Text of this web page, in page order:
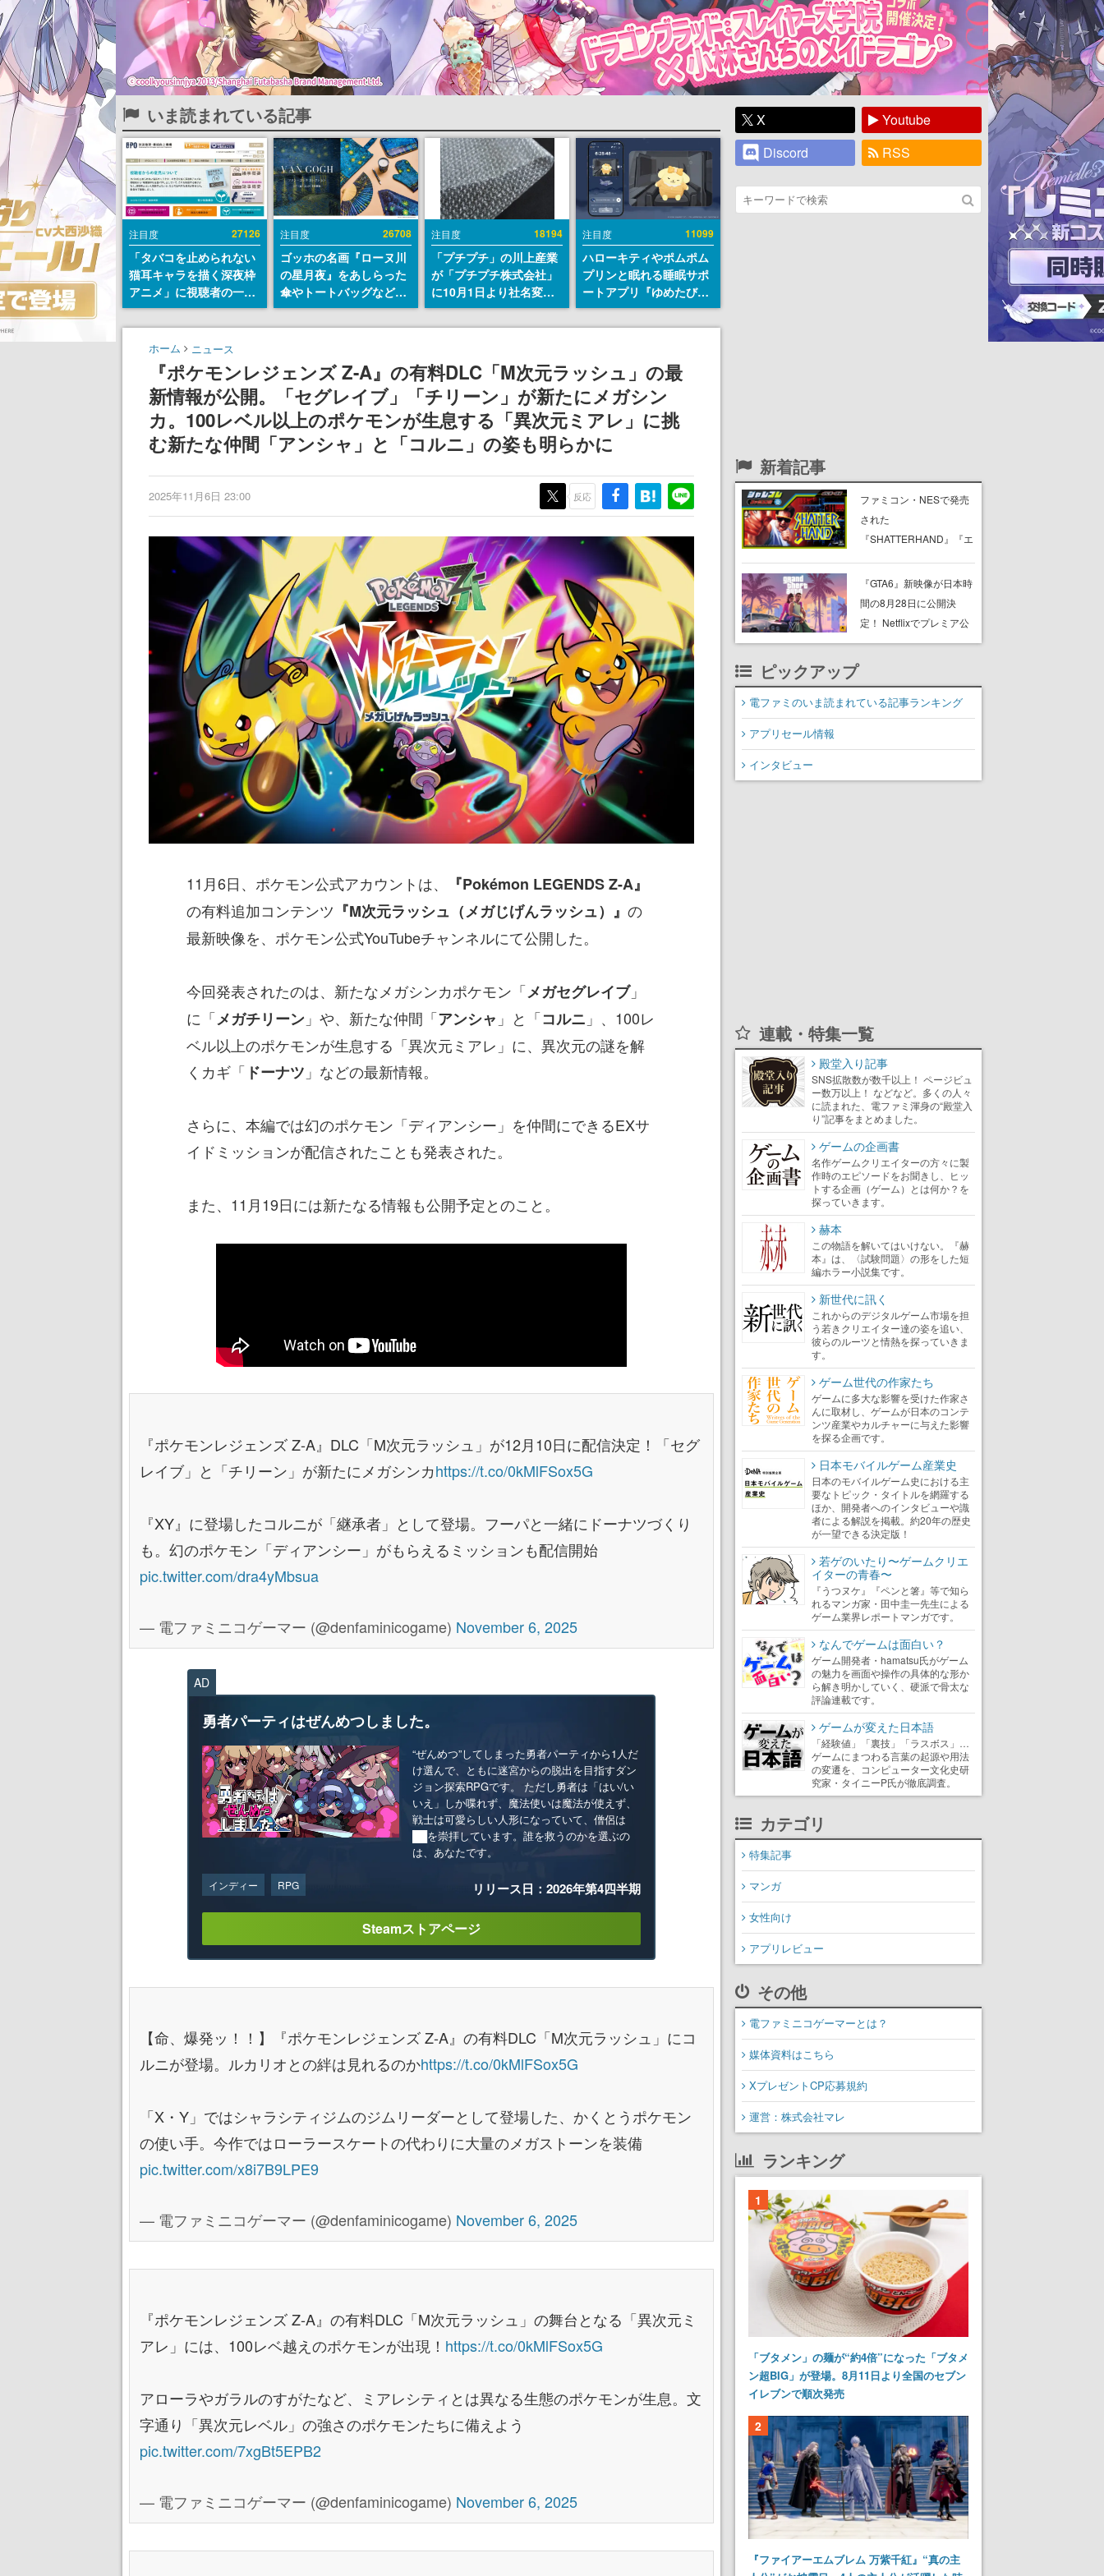
いま読まれている記事
注目度 27126
「タバコを止められない
猫耳キャラを描く深夜枠
アニメ」に視聴者の一部
から批判意見。違法薬物
の使用と思わしき描写も
含めて、BPOが議論を交
注目度 26708
ゴッホの名画『ローヌ川
の星月夜』をあしらった
傘やトートバッグなどが
登場。8月7日21時より2
日間限定で予約販売
注目度 18194
「プチプチ」の川上産業
が「プチプチ株式会社」
に10月1日より社名変更
へ。創業58年で初めての
変更で、“プチッ”と鳴る
の名前に
注目度 11099
ハローキティやポムポム
プリンと眠れる睡眠サポ
ートアプリ『ゆめたび』
が配信中。キャラごとの
ASMRや目覚ましアラー
ホーム ニュース
『ポケモンレジェンズ Z-A』の有料DLC「M次元ラッシュ」の最
新情報が公開。「セグレイブ」「チリーン」が新たにメガシン
カ。100レベル以上のポケモンが生息する「異次元ミアレ」に挑
む新たな仲間「アンシャ」と「コルニ」の姿も明らかに
2025年11月6日 23:00 反応
11月6日、ポケモン公式アカウントは、
『Pokémon LEGENDS Z-A』
の有料追加コンテンツ 『M次元ラッシュ（メガじげんラッシュ）』 の
最新映像を、ポケモン公式YouTubeチャンネルにて公開した。
今回発表されたのは、新たなメガシンカポケモン「メガセグレイブ」
に「メガチリーン 」や、新たな仲間「アンシャ 」と「コルニ 」、100レ
ベル以上のポケモンが生息する「異次元ミアレ」に、異次元の謎を解
くカギ「 ドーナツ 」などの最新情報。
さらに、本編では幻のポケモン「ディアンシー」を仲間にできるEXサ
イドミッションが配信されたことも発表された。
また、11月19日には新たなる情報も公開予定とのこと。
『ポケモンレジェンズ Z-A』DLC「M次元ラッシュ」が12月10日に配信決定！「セグ
レイブ」と「チリーン」が新たにメガシンカhttps://t.co/0kMlFSox5G
『XY』に登場したコルニが「継承者」として登場。フーパと一緒にドーナツづくり
も。幻のポケモン「ディアンシー」がもらえるミッションも配信開始
pic.twitter.com/dra4yMbsua
— 電ファミニコゲーマー (@denfaminicogame) November 6, 2025
AD
勇者パーティはぜんめつしました。
“ぜんめつ”してしまった勇者パーティから1人だ
け選んで、ともに迷宮からの脱出を目指すダン
ジョン探索RPGです。 ただし勇者は「はい/い
いえ」しか喋れず、魔法使いは魔法が使えず、
戦士は可愛らしい人形になっていて、僧侶は
██を崇拝しています。誰を救うのかを選ぶの
は、あなたです。
インディー RPG リリース日：2026年第4四半期
Steamストアページ
【命、爆発ッ！！】『ポケモンレジェンズ Z-A』の有料DLC「M次元ラッシュ」にコ
ルニが登場。ルカリオとの絆は見れるのかhttps://t.co/0kMlFSox5G
「X・Y」ではシャラシティジムのジムリーダーとして登場した、かくとうポケモン
の使い手。今作ではローラースケートの代わりに大量のメガストーンを装備
pic.twitter.com/x8i7B9LPE9
— 電ファミニコゲーマー (@denfaminicogame) November 6, 2025
『ポケモンレジェンズ Z-A』の有料DLC「M次元ラッシュ」の舞台となる「異次元ミ
アレ」には、100レベ越えのポケモンが出現！ https://t.co/0kMlFSox5G
アローラやガラルのすがたなど、ミアレシティとは異なる生態のポケモンが生息。文
字通り「異次元レベル」の強さのポケモンたちに備えよう
pic.twitter.com/7xgBt5EPB2
— 電ファミニコゲーマー (@denfaminicogame) November 6, 2025
X
Youtube
Discord
RSS
新着記事
ファミコン・NESで発売
された
『SHATTERHAND』『エ
『ふしぎなブロビー ブロ
バニアの危機』が
Nintendo Switchで復刻。
『GTA6』新映像が日本時
間の8月28日に公開決
定！ Netflixでプレミア公
開後、YouTubeや公式サ
ピックアップ
電ファミのいま読まれている記事ランキング
アプリセール情報
インタビュー
連載・特集一覧
殿堂入り記事
SNS拡散数が数千以上！ ページビュ
ー数万以上！ などなど。多くの人々
に読まれた、電ファミ渾身の“殿堂入
り”記事をまとめました。
ゲームの企画書
名作ゲームクリエイターの方々に製
作時のエピソードをお聞きし、ヒッ
トする企画（ゲーム）とは何か？を
探っていきます。
赫本
この物語を解いてはいけない。『赫
本』は、〈試験問題〉の形をした短
編ホラー小説集です。
新世代に訊く
これからのデジタルゲーム市場を担
う若きクリエイター達の姿を追い、
彼らのルーツと情熱を探っていきま
す。
ゲーム世代の作家たち
ゲームに多大な影響を受けた作家さ
んに取材し、ゲームが日本のコンテ
ンツ産業やカルチャーに与えた影響
を探る企画です。
日本モバイルゲーム産業史
日本のモバイルゲーム史における主
要なトピック・タイトルを網羅する
ほか、開発者へのインタビューや識
者による解説を掲載。約20年の歴史
が一望できる決定版！
若ゲのいたり〜ゲームクリエ
イターの青春〜
『うつヌケ』『ペンと箸』等で知ら
れるマンガ家・田中圭一先生による
ゲーム業界レポートマンガです。
なんでゲームは面白い？
ゲーム開発者・hamatsu氏がゲーム
の魅力を画面や操作の具体的な形か
ら解き明かしていく、硬派で骨太な
評論連載です。
ゲームが変えた日本語
「経験値」「裏技」「ラスボス」…
ゲームにまつわる言葉の起源や用法
の変遷を、コンピューター文化史研
究家・タイニーP氏が徹底調査。
カテゴリ
特集記事
マンガ
女性向け
アプリレビュー
その他
電ファミニコゲーマーとは？
媒体資料はこちら
XプレゼントCP応募規約
運営：株式会社マレ
ランキング
1
「ブタメン」の麺が“約4倍”になった「ブタメ
ン超BIG」が登場。8月11日より全国のセブン
イレブンで順次発売
2
『ファイアーエムブレム 万紫千紅』“真の主